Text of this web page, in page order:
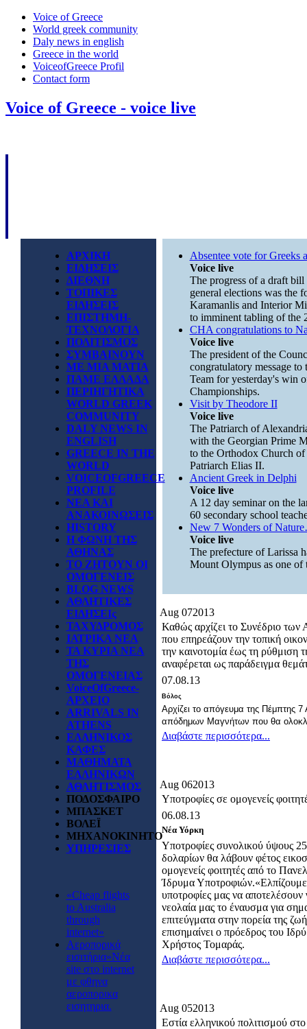
Voice of Greece
World greek community
Daly news in english
Greece in the world
VoiceofGreece Profil
Contact form
Voice of Greece - voice live
ΑΡΧΙΚΗ
ΕΙΔΗΣΕΙΣ
ΔΙΕΘΝΗ
ΤΟΠΙΚΕΣ
ΕΙΔΗΣΕΙΣ
ΕΠΙΣΤΗΜΗ-
ΤΕΧΝΟΛΟΓΙΑ
ΠΟΛΙΤΙΣΜΟΣ
ΣΥΜΒΑΙΝΟΥΝ
ΜΕ ΜΙΑ ΜΑΤΙΑ
ΠΑΜΕ ΕΛΛΑΔΑ
ΠΕΡΙΗΓΗΤΙΚΑ
WORLD GREEK
COMMUNITY
DALY NEWS IN
ENGLISH
GREECE IN THE
WORLD
VOICEOFGREECE
PROFILE
ΝΕΑ ΚΑΙ
ΑΝΑΚΟΙΝΩΣΕΙΣ
HISTORY
Η ΦΩΝΗ ΤΗΣ
ΑΘΗΝΑΣ
ΤΟ ΖΗΤΟΥΝ ΟΙ
ΟΜΟΓΕΝΕΙΣ
BLOG NEWS
ΑΘΛΗΤΙΚΕΣ
ΕΙΔΗΣΕΙς
ΤΑΧΥΔΡΟΜΟΣ
ΙΑΤΡΙΚΑ ΝΕΑ
ΤΑ ΚΥΡΙΑ ΝΕΑ
ΤΗΣ
ΟΜΟΓΕΝΕΙΑΣ
VoiceOfGreece-
ΑΡΧΕΙΟ
ARRIVALS IN
ATHENS
ΕΛΛΗΝΙΚΟΣ
ΚΑΦΕΣ
ΜΑΘΗΜΑΤΑ
ΕΛΛΗΝΙΚΩΝ
ΑΘΛΗΤΙΣΜΟΣ
ΠΟΔΟΣΦΑΙΡΟ
ΜΠΑΣΚΕΤ
ΒΟΛΕΪ
ΜΗΧΑΝΟΚΙΝΗΤΟ
ΥΠΗΡΕΣΙΕΣ
«Cheap flights
to Australia
through
internet»
Αεροπορικά
εισιτήρια»Νέα
site στο internet
με φθηνα
αεροπορικα
εισητηρια.
Absentee vote for Greeks
Voice live
The progress of a draft
general elections was the
Karamanlis and Interior
to imminent tabling of the
CHA congratulations to
Voice live
The president of the
congratulatory message
Team for yesterday's win
Championships.
Visit by Theodore II
Voice live
The Patriarch of
with the Georgian Prime
to the Orthodox Church
Patriarch Elias II.
Ancient Greek in Delphi
Voice live
A 12 day seminar on the
60 secondary school
New 7 Wonders of
Voice live
The prefecture of Larissa
Mount Olympus as one of
Aug 072013
Καθώς αρχίζει το Συνέδριο
που επηρεάζουν την τοπική
την καινοτομία έως τη
αναφέρεται ως παράδειγμα
07.08.13
Βόλος
Αρχίζει το απόγευμα της Πέμπτης
απόδημων Μαγνήτων που θα
Διαβάστε περισσότερα...
Aug 062013
Υποτροφίες σε ομογενείς
06.08.13
Νέα Υόρκη
Υποτροφίες συνολικού ύψους
δολαρίων θα λάβουν φέτος
ομογενείς φοιτητές από το
Ίδρυμα Υποτροφιών.«Ελπίζουμε
υποτροφίες μας να αποτελέσουν
νεολαία μας το έναυσμα για
επιτεύγματα στην πορεία της
επισημαίνει ο πρόεδρος του
Χρήστος Τομαράς.
Διαβάστε περισσότερα...
Aug 052013
Εστία ελληνικού πολιτισμού